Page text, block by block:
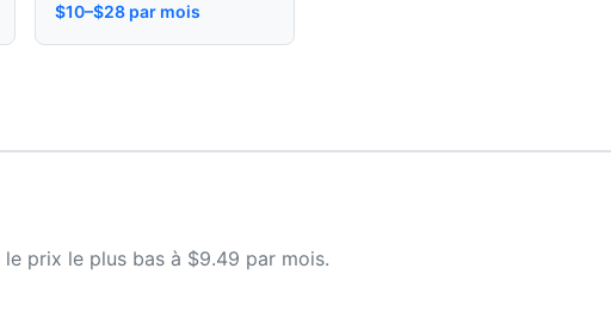
$10–$28 par mois
prix le plus bas à $9.49 par mois.